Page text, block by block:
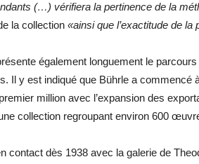
(…) vérifiera la pertinence de la
la collection «ainsi que l’exactitude de
également longuement le
Il y est indiqué que Bührle a commencé
million avec l’expansion des
collection regroupant environ 600
contact dès 1938 avec la galerie de